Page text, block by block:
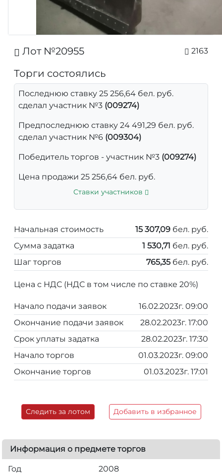
Лот №20955 2163
Торги состоялись
Последнюю ставку 25 256,64 бел. руб.
сделал участник №3 (009274)
Предпоследнюю ставку 24 491,29 бел. руб.
сделал участник №6 (009304)
Победитель торгов - участник №3 (009274)
Цена продажи 25 256,64 бел. руб.
Ставки участников
Начальная стоимость 15 307,09 бел. руб.
Сумма задатка
1 530,71 бел. руб.
Шаг торгов
765,35 бел. руб.
Цена с НДС (НДС в том числе по ставке 20%)
Начало подачи заявок
16.02.2023г. 09:00
Окончание подачи заявок
28.02.2023г. 17:00
Срок уплаты задатка
28.02.2023г. 17:30
Начало торгов
01.03.2023г. 09:00
Окончание торгов
01.03.2023г. 17:01
Следить за лотом Добавить в избранное
Информация о предмете торгов
Год 2008